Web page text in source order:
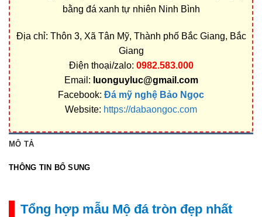
bằng đá xanh tự nhiên Ninh Bình
Địa chỉ: Thôn 3, Xã Tân Mỹ, Thành phố Bắc Giang, Bắc
Giang
Điện thoại/zalo: 0982.583.000
Email: luonguyluc@gmail.com
Facebook: Đá mỹ nghệ Bảo Ngọc
Website: https://dabaongoc.com
MÔ TẢ
THÔNG TIN BỔ SUNG
Tổng hợp mẫu Mộ đá tròn đẹp nhất